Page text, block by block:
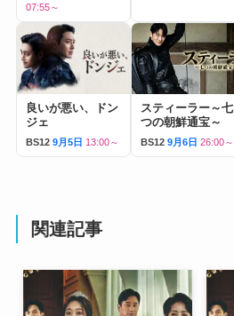
07:55～
良いが悪い、ドン
ジェ
BS12 9月5日 13:00～
スティーラー～七
つの朝鮮通宝～
BS12 9月6日 26:00～
関連記事